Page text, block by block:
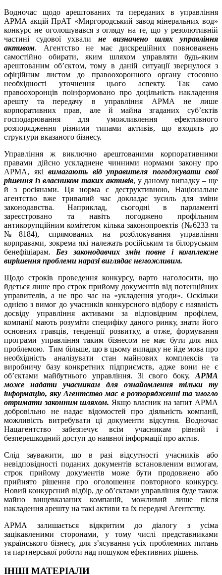
Водночас щодо арештованих та переданих в управління
АРМА акцій ПрАТ «Миргородський завод мінеральних вод»
конкурс не оголошувався з огляду на те, що у резолютивній
частині судової ухвали не визначено шлях управління
активом. Агентство не має дискреційних повноважень
самостійно обирати, яким шляхом управляти будь-яким
арештованим об’єктом, тому в даній ситуації звернулося з
офіційним листом до правоохоронного органу стосовно
необхідності уточнення цього аспекту. Так само
правоохоронців поінформовано про доцільність накладення
арешту та передачу в управління АРМА не лише
корпоративних прав, але й майна згаданих суб’єктів
господарювання для уможливлення ефективного
розпорядження різними типами активів, що входять до
структури вказаного бізнесу.
Управління ж виключно арештованими корпоративними
правами дійсно ускладнене чинними нормами закону про
АРМА, які вимагають від управителя погоджувати свої
рішення із власником таких активів, у даному випадку – ще
й з росіянами. Ця норма є деструктивною, Національне
агентство вже тривалий час докладає зусиль для зміни
законодавства. Наприклад, сьогодні в парламенті
зареєстровано та навіть погоджено профільним
антикорупційним комітетом кілька законопроектів (№6233 та
№8184), спрямованих на розблокування управління
корправами, зокрема які належать російським та білоруським
бенефіціарам. Без законодавчих змін повне і комплексне
вирішення проблеми наразі виглядає неможливим.
Щодо строків проведення конкурсу, варто наголосити, що
йдеться лише про строк прийому документів від потенційних
управителів, а не про час на «укладення угоди». Оскільки
однією з вимог до учасників конкурсного відбору є наявність
досвіду управління активами за відповідним профілем,
компанії мають розуміти специфіку даного ринку, знати його
основних гравців, тенденції розвитку, а отже, формування
програми управління таким бізнесом не має бути для них
проблемою. Тим більше, що в цьому випадку не йде мова про
необхідність аналізувати стан майнових комплексів та
виробничу базу конкретних підприємств, адже вони не є
об’єктами майбутнього управління. Зі свого боку, АРМА
може надати учасникам для ознайомлення тільки ту
інформацію, яку Агентство має в розпорядженні та змогло
отримати законним шляхом. Якщо власник на запит АРМА
добровільно не надає відомостей про діяльність компанії,
можливість витребувати ці документи відсутня. Водночас
Нацагентство забезпечує всім учасникам рівний і
безперешкодний доступ до наявної інформації про актив.
Слід зауважити, що в разі відсутності учасників або
невідповідності поданих документів встановленим вимогам,
строк прийому документів може бути продовжено або
прийнято рішення про оголошення повторного конкурсу.
Новий конкурсний відбір, де об’єктами управління буде також
майно вищевказаних компаній, можливий лише після
накладення арешту на такі активи та їх передачі Агентству.
АРМА залишається відкритим до діалогу з усіма
зацікавленими сторонами, у тому числі представниками
українського бізнесу, для з’ясування усіх проблемних питань
та партнерської роботи над пошуком ефективних рішень.
ІНШІ МАТЕРІАЛИ